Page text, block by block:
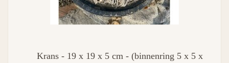
Krans - 19 x 19 x 5 cm - (binnenring 5 x 5 x